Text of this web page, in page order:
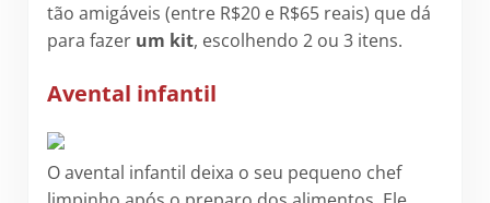
tão amigáveis (entre R$20 e R$65 reais) que dá
para fazer um kit, escolhendo 2 ou 3 itens.
Avental infantil
O avental infantil deixa o seu pequeno chef